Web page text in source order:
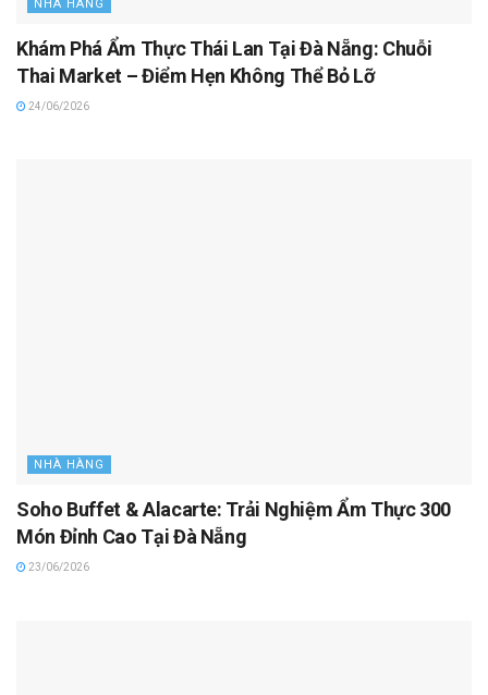
NHÀ HÀNG
Khám Phá Ẩm Thực Thái Lan Tại Đà Nẵng: Chuỗi
Thai Market – Điểm Hẹn Không Thể Bỏ Lỡ
24/06/2026
NHÀ HÀNG
Soho Buffet & Alacarte: Trải Nghiệm Ẩm Thực 300
Món Đỉnh Cao Tại Đà Nẵng
23/06/2026